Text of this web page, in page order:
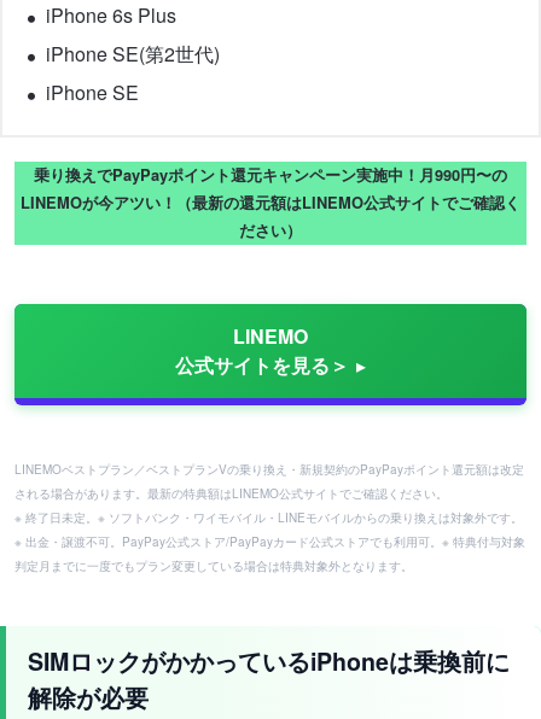
iPhone 6s Plus
iPhone SE(第2世代)
iPhone SE
乗り換えでPayPayポイント還元キャンペーン実施中！月990円〜の
LINEMOが今アツい！（最新の還元額はLINEMO公式サイトでご確認く
ださい）
LINEMO
公式サイトを見る＞
LINEMOベストプラン／ベストプランVの乗り換え・新規契約のPayPayポイント還元額は改定
される場合があります。最新の特典額はLINEMO公式サイトでご確認ください。
※ 終了日未定。※ ソフトバンク・ワイモバイル・LINEモバイルからの乗り換えは対象外です。
※ 出金・譲渡不可。PayPay公式ストア/PayPayカード公式ストアでも利用可。※ 特典付与対象
判定月までに一度でもプラン変更している場合は特典対象外となります。
SIMロックがかかっているiPhoneは乗換前に
解除が必要